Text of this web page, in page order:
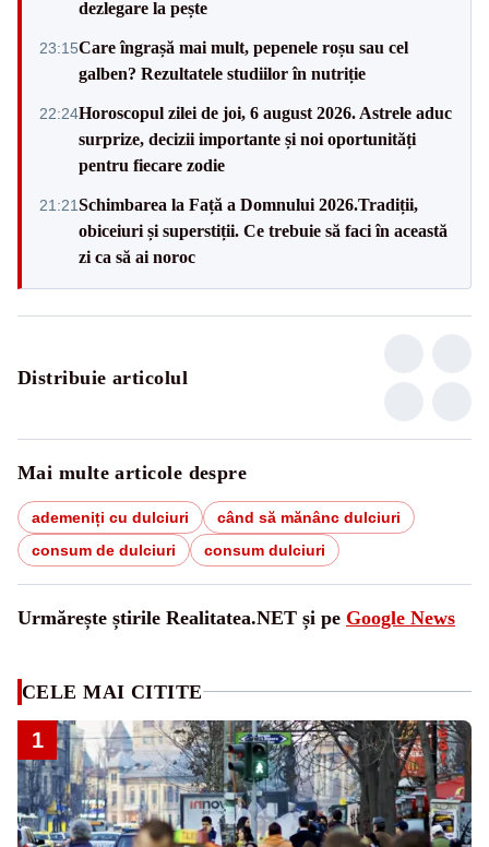
dezlegare la pește
23:15Care îngrașă mai mult, pepenele roșu sau cel
galben? Rezultatele studiilor în nutriție
22:24Horoscopul zilei de joi, 6 august 2026. Astrele aduc
surprize, decizii importante și noi oportunități
pentru fiecare zodie
21:21Schimbarea la Față a Domnului 2026.Tradiții,
obiceiuri și superstiții. Ce trebuie să faci în această
zi ca să ai noroc
Distribuie articolul
Mai multe articole despre
ademeniți cu dulciuri
când să mănânc dulciuri
consum de dulciuri
consum dulciuri
Urmărește știrile Realitatea.NET și pe Google News
CELE MAI CITITE
1